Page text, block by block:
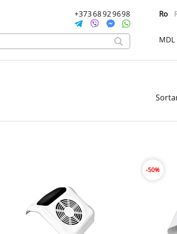
+373 68 92 96 98 Ro
MDL
-50%